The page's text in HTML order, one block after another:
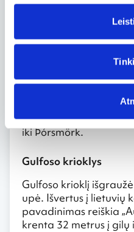
įdomiausių Islandijoje.
vingiuoja pro
versmes, krištolo
vaivorykštės
trunkančio žygio
prasideda ties
iki Þórsmörk.
Gulfoso krioklys
Gulfoso krioklį
upė. Išvertus į lietuvių
pavadinimas reiškia
krenta 32 metrus į